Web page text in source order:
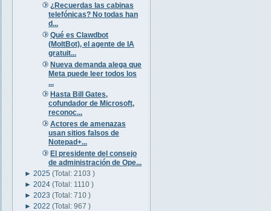
¿Recuerdas las cabinas
telefónicas? No todas han
d...
Qué es Clawdbot
(MoltBot), el agente de IA
gratuit...
Nueva demanda alega que
Meta puede leer todos los
...
Hasta Bill Gates,
cofundador de Microsoft,
reconoc...
Actores de amenazas
usan sitios falsos de
Notepad+...
El presidente del consejo
de administración de Ope...
► 2025 (Total: 2103 )
► 2024 (Total: 1110 )
► 2023 (Total: 710 )
► 2022 (Total: 967 )